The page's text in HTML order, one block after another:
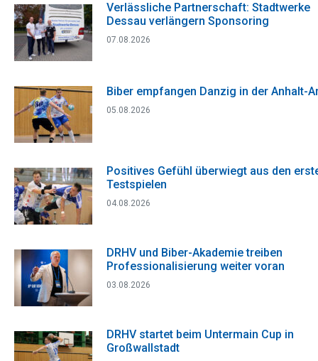
Verlässliche Partnerschaft: Stadtwerke
Dessau verlängern Sponsoring
07.08.2026
Biber empfangen Danzig in der Anhalt-
05.08.2026
Positives Gefühl überwiegt aus den
Testspielen
04.08.2026
DRHV und Biber-Akademie treiben
Professionalisierung weiter voran
03.08.2026
DRHV startet beim Untermain Cup in
Großwallstadt